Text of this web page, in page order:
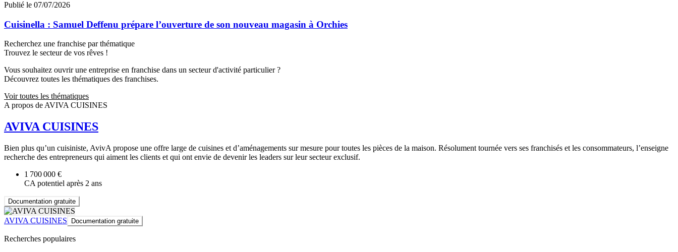
Publié le 07/07/2026
Cuisinella : Samuel Deffenu prépare l’ouverture de son nouveau magasin à Orchies
Recherchez une franchise par thématique
Trouvez le secteur de vos rêves !
Vous souhaitez ouvrir une entreprise en franchise dans un secteur d'activité particulier ?
Découvrez toutes les thématiques des franchises.
Voir toutes les thématiques
A propos de AVIVA CUISINES
AVIVA CUISINES
Bien plus qu’un cuisiniste, AvivA propose une offre large de cuisines et d’aménagements sur mesure pour toutes les pièces de la maison. Résolument tournée vers ses franchisés et les consommateurs, l’enseigne
recherche des entrepreneurs qui aiment les clients et qui ont envie de devenir les leaders sur leur secteur exclusif.
1 700 000 €
CA potentiel après 2 ans
Documentation gratuite
AVIVA CUISINES Documentation gratuite
Recherches populaires